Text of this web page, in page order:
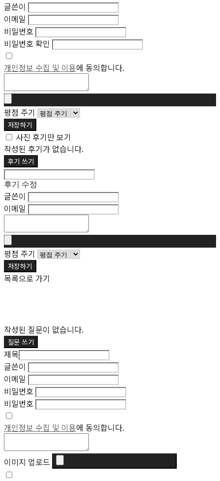
글쓴이
이메일
비밀번호
비밀번호 확인
개인정보 수집 및 이용에 동의합니다.
평점 주기
저장하기
사진 후기만 보기
작성된 후기가 없습니다.
후기 쓰기
후기 수정
글쓴이
이메일
평점 주기
저장하기
목록으로 가기
작성된 질문이 없습니다.
질문 쓰기
제목
글쓴이
이메일
비밀번호
비밀번호
개인정보 수집 및 이용에 동의합니다.
이미지 업로드